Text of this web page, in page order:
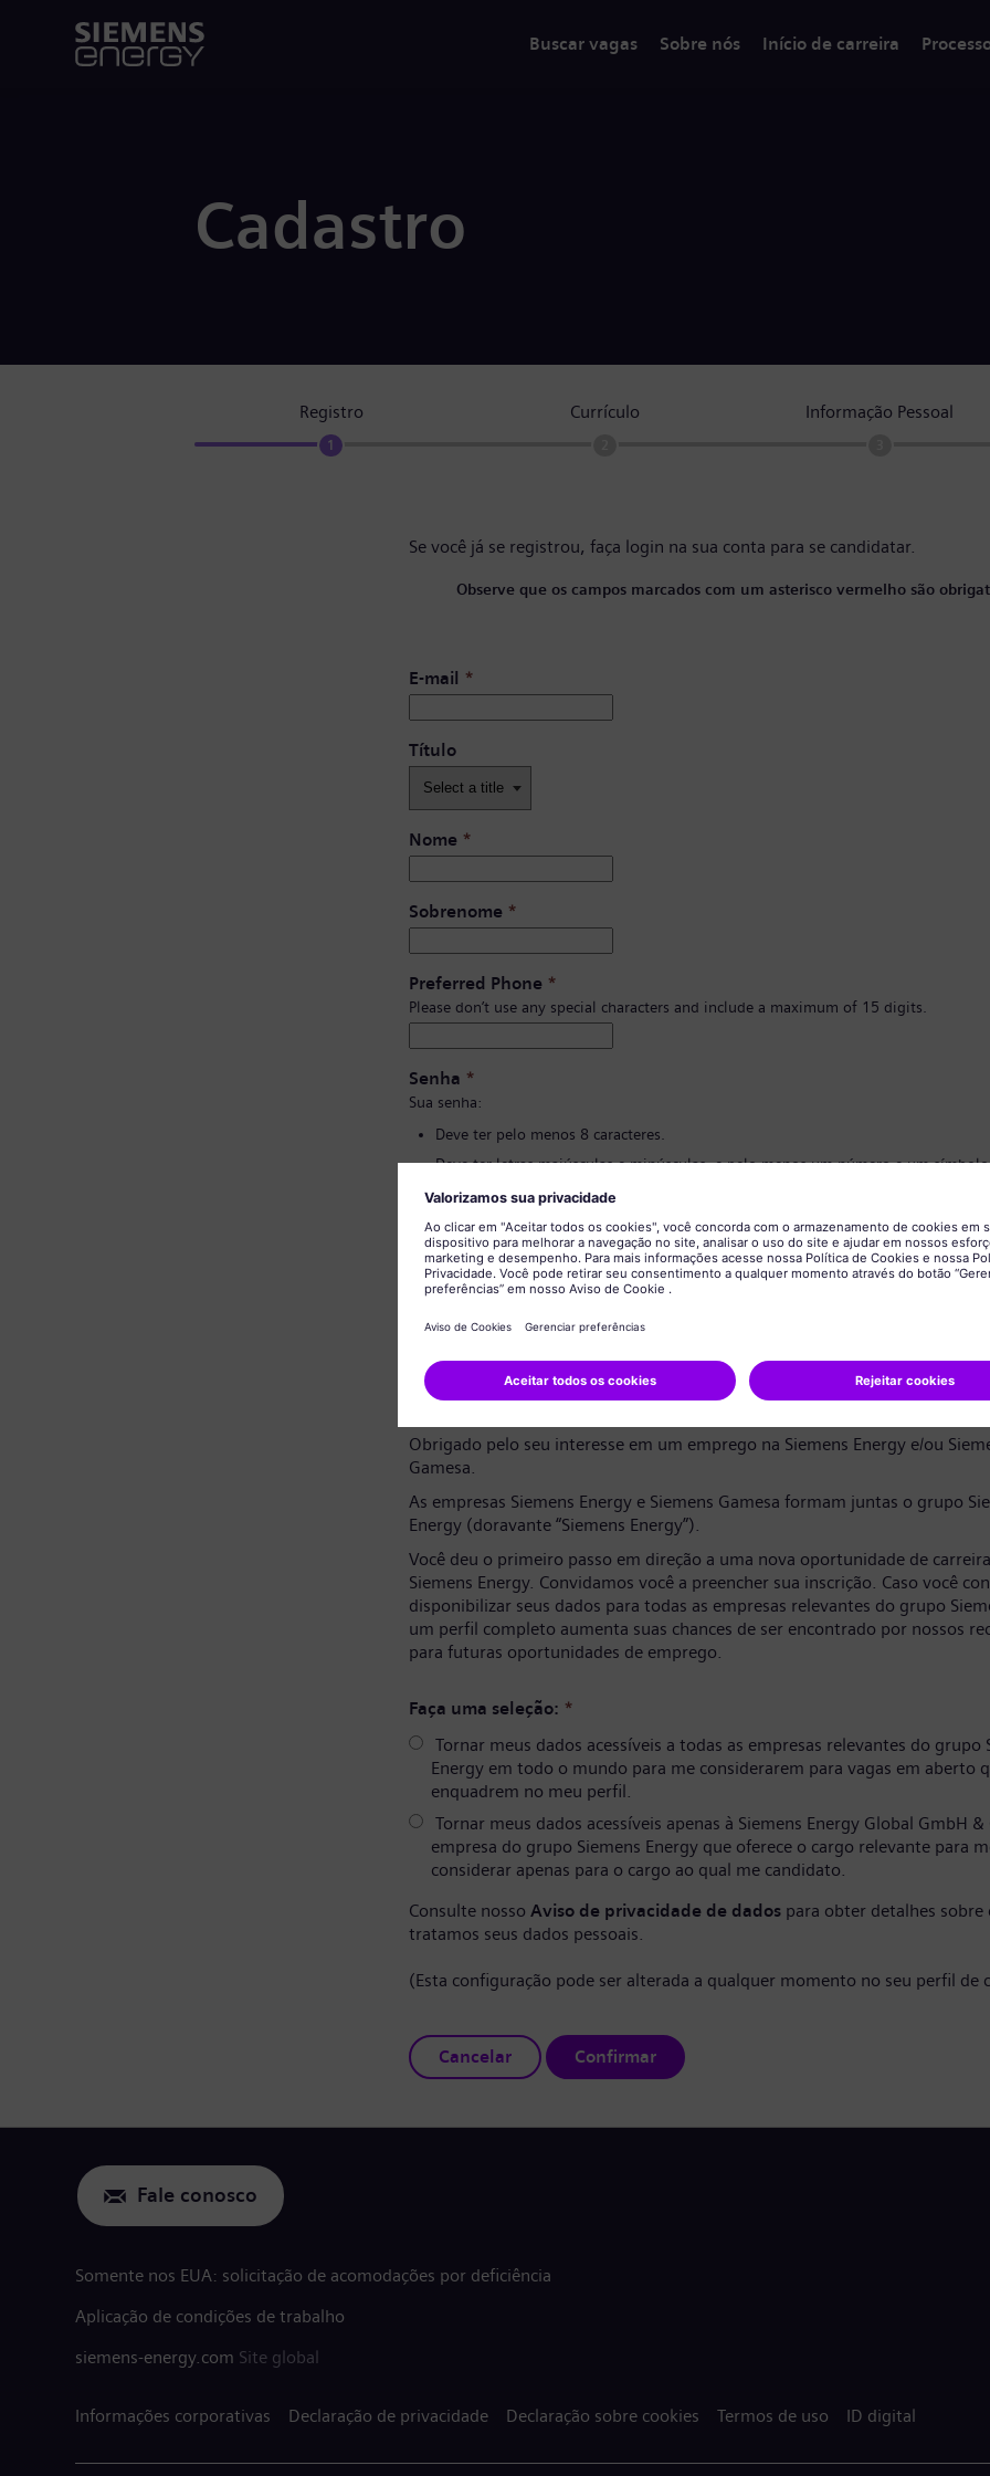
Buscar vagas Sobre nós Início de carreira
Cadastro
Registro
1
Currículo Informação Pessoal
Se você já se registrou, faça login na sua conta para se candidatar.
Observe que os campos marcados com um asterisco vermelho são
E-mail *
Título
Nome *
Sobrenome *
Preferred Phone *
Please don’t use any special characters and include a maximum of 15 digits.
Senha *
Sua senha:
Deve ter pelo menos 8 caracteres.
Deve ter letras maiúsculas e minúsculas, e pelo menos um número e um
Não deve ter nenhuma informação pessoal.
Não deve conter palavras comumente usadas.
Confirmação de senha
Aviso de privacidade de dados
Obrigado pelo seu interesse em um emprego na Siemens Energy e/ou
Gamesa.
As empresas Siemens Energy e Siemens Gamesa formam juntas o grupo
Energy (doravante “Siemens Energy”).
Você deu o primeiro passo em direção a uma nova oportunidade de
Siemens Energy. Convidamos você a preencher sua inscrição. Caso você
disponibilizar seus dados para todas as empresas relevantes do grupo
um perfil completo aumenta suas chances de ser encontrado por nossos
para futuras oportunidades de emprego.
Faça uma seleção: *
Tornar meus dados acessíveis a todas as empresas relevantes do grupo
Energy em todo o mundo para me considerarem para vagas em aberto
enquadrem no meu perfil.
Tornar meus dados acessíveis apenas à Siemens Energy Global GmbH &
empresa do grupo Siemens Energy que oferece o cargo relevante para
considerar apenas para o cargo ao qual me candidato.
Consulte nosso Aviso de privacidade de dados para obter detalhes sobre
tratamos seus dados pessoais.
(Esta configuração pode ser alterada a qualquer momento no seu perfil de
Cancelar Confirmar
Fale conosco
Somente nos EUA: solicitação de acomodações por deficiência
Aplicação de condições de trabalho
siemens-energy.com Site global
Informações corporativas Declaração de privacidade Declaração sobre cookies Termos de uso ID digital